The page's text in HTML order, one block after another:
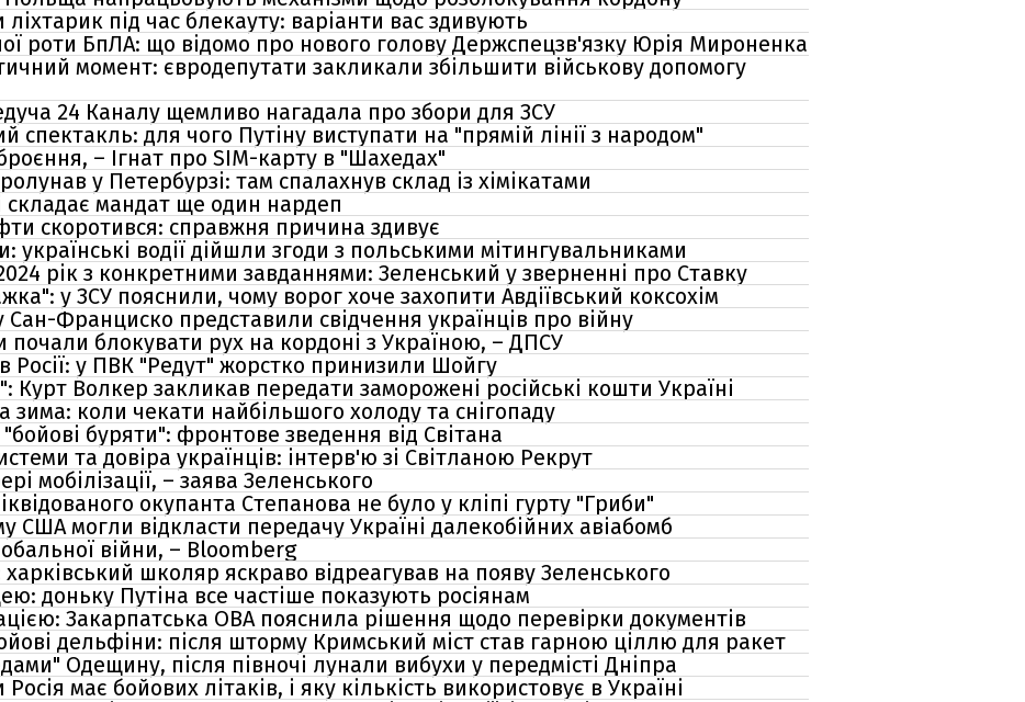
ліхтарик під час блекауту: варіанти вас здивують
роти БпЛА: що відомо про нового голову Держспецзв'язку Юрія Мироненка
момент: євродепутати закликали збільшити військову допомогу
24 Каналу щемливо нагадала про збори для ЗСУ
спектакль: для чого Путіну виступати на "прямій лінії з народом"
– Ігнат про SIM-карту в "Шахедах"
у Петербурзі: там спалахнув склад із хімікатами
складає мандат ще один нардеп
скоротився: справжня причина здивує
українські водії дійшли згоди з польськими мітингувальниками
рік з конкретними завданнями: Зеленський у зверненні про Ставку
у ЗСУ пояснили, чому ворог хоче захопити Авдіївський коксохім
Сан-Франциско представили свідчення українців про війну
почали блокувати рух на кордоні з Україною, – ДПСУ
Росії: у ПВК "Редут" жорстко принизили Шойгу
Курт Волкер закликав передати заморожені російські кошти Україні
зима: коли чекати найбільшого холоду та снігопаду
"бойові буряти": фронтове зведення від Світана
та довіра українців: інтерв'ю зі Світланою Рекрут
мобілізації, – заява Зеленського
окупанта Степанова не було у кліпі гурту "Гриби"
США могли відкласти передачу Україні далекобійних авіабомб
війни, – Bloomberg
школяр яскраво відреагував на появу Зеленського
доньку Путіна все частіше показують росіянам
Закарпатська ОВА пояснила рішення щодо перевірки документів
дельфіни: після шторму Кримський міст став гарною ціллю для ракет
Одещину, після півночі лунали вибухи у передмісті Дніпра
Росія має бойових літаків, і яку кількість використовує в Україні